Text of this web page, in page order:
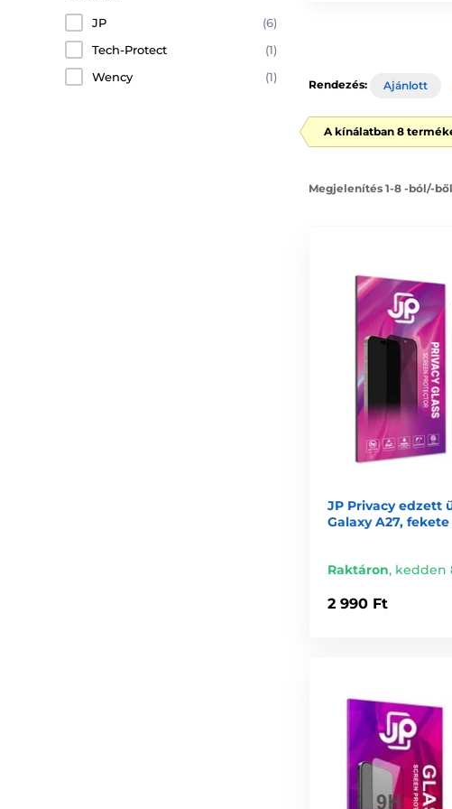
JP
(6)
Tech-Protect
(1)
Wency
(1)
Rendezés: Ajánlott
A kínálatban 8
Megjelenítés 1-8 -ból/-
JP Privacy edzett
Galaxy A27, fekete
Raktáron, kedden
2 990 Ft